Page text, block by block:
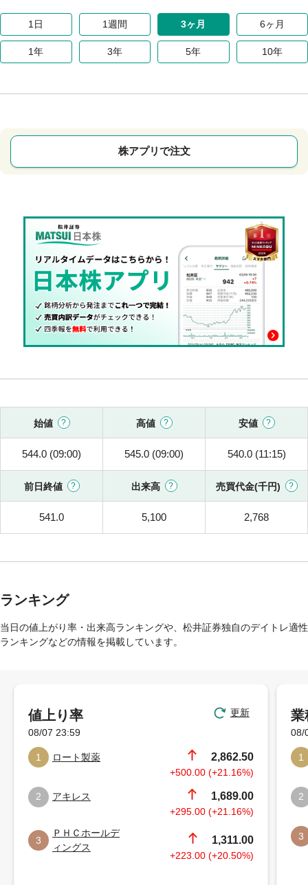
1日 1週間 3ヶ月 6ヶ月
1年 3年 5年 10年
株アプリで注文
始値 高値 安値
544.0 (09:00) 545.0 (09:00) 540.0 (11:15)
前日終値 出来高 売買代金(千円)
541.0 5,100 2,768
ランキング
当日の値上がり率・出来高ランキングや、松井証券独自のデイトレ適性
ランキングなどの情報を掲載しています。